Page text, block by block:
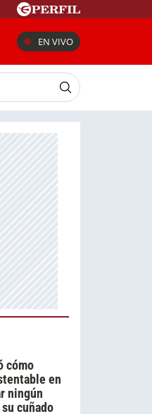
EN VIVO
cómo
en
ningún
cuñado